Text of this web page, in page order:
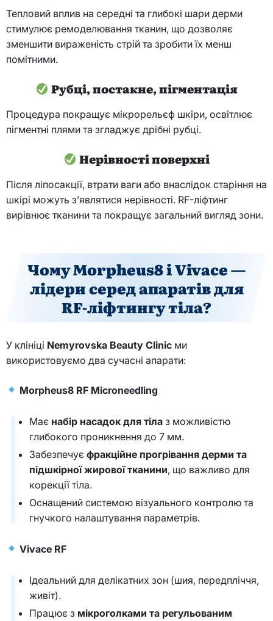
Тепловий вплив на середні та глибокі шари дерми
стимулює ремоделювання тканин, що дозволяє
зменшити вираженість стрій та зробити їх менш
помітними.
Рубці, постакне, пігментація
Процедура покращує мікрорельєф шкіри, освітлює
пігментні плями та згладжує дрібні рубці.
Нерівності поверхні
Після ліпосакції, втрати ваги або внаслідок старіння на
шкірі можуть з’являтися нерівності. RF-ліфтинг
вирівнює тканини та покращує загальний вигляд зони.
Чому Morpheus8 і Vivace —
лідери серед апаратів для
RF-ліфтингу тіла?
У клініці Nemyrovska Beauty Clinic ми
використовуємо два сучасні апарати:
Morpheus8 RF Microneedling
Має набір насадок для тіла з можливістю
глибокого проникнення до 7 мм.
Забезпечує фракційне прогрівання дерми та
підшкірної жирової тканини, що важливо для
корекції тіла.
Оснащений системою візуального контролю та
гнучкого налаштування параметрів.
Vivace RF
Ідеальний для делікатних зон (шия, передпліччя,
живіт).
Працює з мікроголками та регульованим